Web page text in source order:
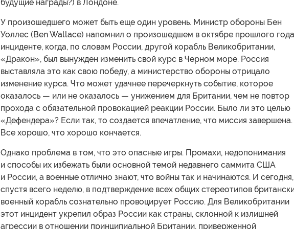
будущие награды?) в Лондоне.
У произошедшего может быть еще один уровень. Министр обороны Бен
Уоллес (Ben Wallace) напомнил о произошедшем в октябре прошлого года
инциденте, когда, по словам России, другой корабль Великобритании,
«Дракон», был вынужден изменить свой курс в Черном море. Россия
выставляла это как свою победу, а министерство обороны отрицало
изменение курса. Что может удачнее перечеркнуть событие, которое
оказалось — или не оказалось — унижением для Британии, чем не повтор
прохода с обязательной провокацией реакции России. Было ли это целью
«Дефендера»? Если так, то создается впечатление, что миссия завершена.
Все хорошо, что хорошо кончается.
Однако проблема в том, что это опасные игры. Промахи, недопонимания
и способы их избежать были основной темой недавнего саммита США
и России, а военные отлично знают, что войны так и начинаются. И сегодня,
спустя всего неделю, в подтверждение всех общих стереотипов
военный корабль сознательно провоцирует Россию. Для Великобритании
этот инцидент укрепил образ России как страны, склонной к излишней
агрессии в отношении принципиальной Британии, приверженной